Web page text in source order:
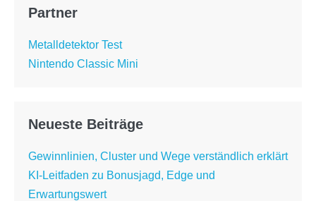
Partner
Metalldetektor Test
Nintendo Classic Mini
Neueste Beiträge
Gewinnlinien, Cluster und Wege verständlich erklärt
KI-Leitfaden zu Bonusjagd, Edge und
Erwartungswert